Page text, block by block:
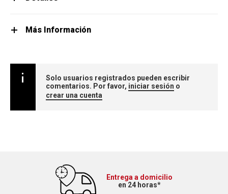
Más Información
Solo usuarios registrados pueden escribir
comentarios. Por favor, iniciar sesión o
crear una cuenta
Entrega a domicilio
en 24 horas*